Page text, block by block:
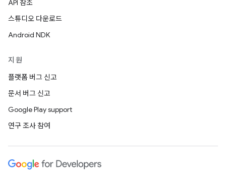
API 참조
스튜디오 다운로드
Android NDK
지원
플랫폼 버그 신고
문서 버그 신고
Google Play support
연구 조사 참여